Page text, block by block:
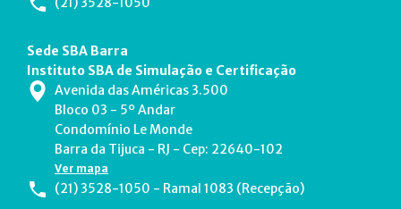
Sede SBA Barra
Instituto SBA de Simulação e Certificação
Avenida das Américas 3.500
Bloco 03 - 5º Andar
Condomínio Le Monde
Barra da Tijuca - RJ - Cep: 22640-102
Ver mapa
(21) 3528-1050 - Ramal 1083 (Recepção)